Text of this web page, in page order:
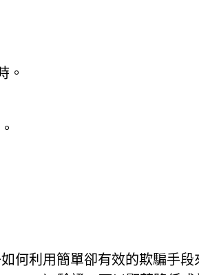
。
何利用簡單卻有效的欺騙手段